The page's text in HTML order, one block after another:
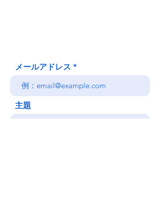
メールアドレス
主題